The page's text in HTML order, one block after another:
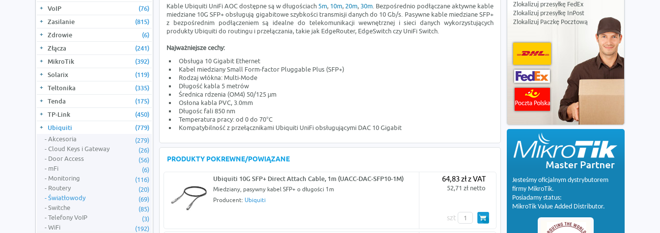
VoIP
(76)
Zasilanie
(815)
Zdrowie
(6)
Złącza
(241)
MikroTik
(392)
Solarix
(119)
Teltonika
(335)
Tenda
(175)
TP-Link
(450)
Ubiquiti
(779)
Akcesoria
(279)
Cloud Keys i Gateway
(26)
Door Access
(56)
mFi
(6)
Monitoring
(116)
Routery
(20)
Światłowody
(69)
Switche
(85)
Telefony VoIP
(3)
WiFi
(192)
Kable Ubiquiti UniFi AOC dostępne są w długościach 5m, 10m, 20m, 30m . Bezpośrednio podłączane aktywne kable
miedziane 10G SFP+ obsługują gigabitowe szybkości transmisji danych do 10 Gb/s. Pasywne kable miedziane SFP+
z bezpośrednim podłączeniem są idealne do telekomunikacji wewnętrznej i sieci danych wykorzystujących
produkty Ubiquiti do routingu i przełączania, takie jak EdgeRouter, EdgeSwitch czy UniFi Switch.
Najważniejsze cechy:
Obsługa 10 Gigabit Ethernet
Kabel miedziany Small Form-factor Pluggable Plus (SFP+)
Rodzaj włókna: Multi-Mode
Długość kabla 5 metrów
Średnica rdzenia (OM4) 50/125 µm
Osłona kabla PVC, 3.0mm
Długośc fali 850 nm
Temperatura pracy: od 0 do 70°C
Kompatybilność z przełącznikami Ubiquiti UniFi obsługującymi DAC 10 Gigabit
PRODUKTY POKREWNE/POWIĄZANE
Ubiquiti 10G SFP+ Direct Attach Cable, 1m (UACC-DAC-SFP10-1M)
Miedziany, pasywny kabel SFP+ o długości 1m
Producent: Ubiquiti
64,83 zł z VAT
52,71 zł netto
szt
Zlokalizuj przesyłkę FedEx
Zlokalizuj przesyłkę InPost
Zlokalizuj Paczkę Pocztową
Jesteśmy oficjalnym dystrybutorem
firmy MikroTik.
Posiadamy status:
MikroTik Value Added Distributor.